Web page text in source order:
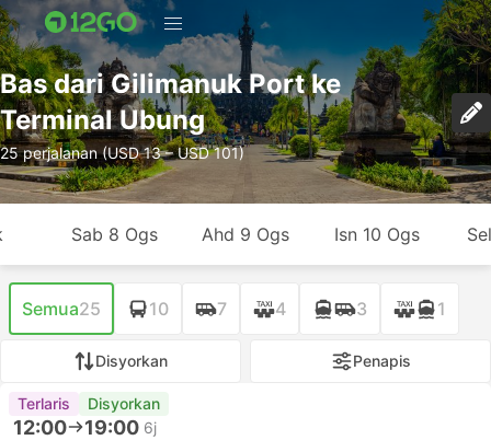
Bas dari Gilimanuk Port ke
Terminal Ubung
25 perjalanan (USD 13 – USD 101)
Sab 8 Ogs Ahd 9 Ogs Isn 10 Ogs
Semua25 10 7 4 3 1
Disyorkan Penapis
Terlaris Disyorkan
12:00 19:00 6j